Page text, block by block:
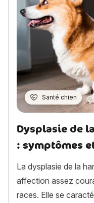
Santé chien
Dysplasie de
: symptômes
La dysplasie de la
affection assez
races. Elle se